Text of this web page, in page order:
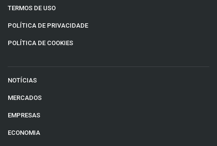
TERMOS DE USO
POLÍTICA DE PRIVACIDADE
POLÍTICA DE COOKIES
NOTÍCIAS
MERCADOS
EMPRESAS
ECONOMIA